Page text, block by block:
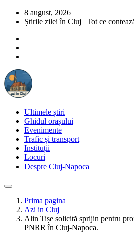
8 august, 2026
Știrile zilei în Cluj | Tot ce
Ultimele știri
Ghidul orașului
Evenimente
Trafic și transport
Instituții
Locuri
Despre Cluj-Napoca
Prima pagina
Azi in Cluj
Alin Tișe solicită sprijin pentru
PNRR în Cluj-Napoca.